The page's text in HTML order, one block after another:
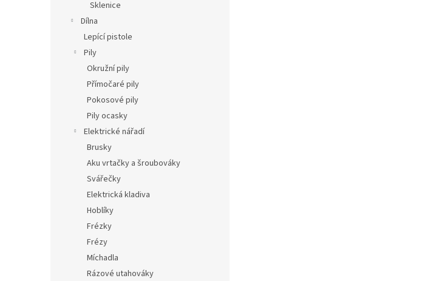
Sklenice
Dílna
Lepící pistole
Pily
Okružní pily
Přímočaré pily
Pokosové pily
Pily ocasky
Elektrické nářadí
Brusky
Aku vrtačky a šroubováky
Svářečky
Elektrická kladiva
Hoblíky
Frézky
Frézy
Míchadla
Rázové utahováky